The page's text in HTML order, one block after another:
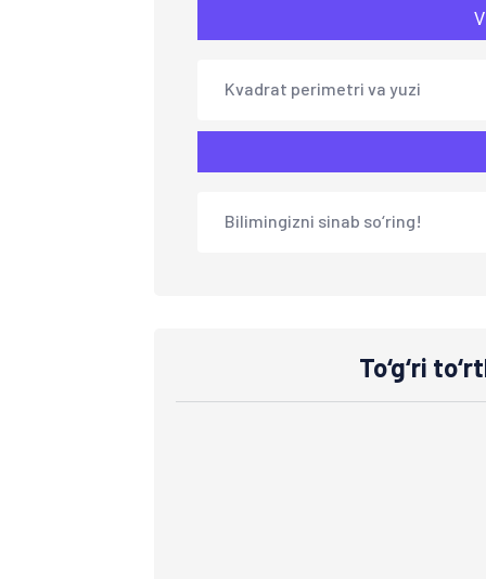
Kvadrat perimetri va yuzi
Bilimingizni sinab so‘ring!
To‘g‘ri